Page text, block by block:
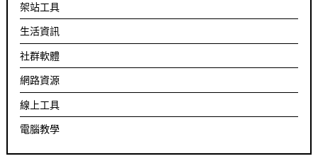
架站工具
生活資訊
社群軟體
網路資源
線上工具
電腦教學